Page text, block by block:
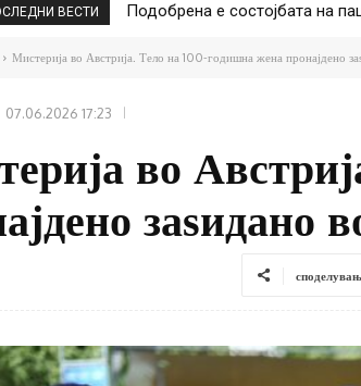
ВЕСТИ Подобрена е состојбата на
Во Карпош во стан
Мистерија во Австрија. Тело на 100-годишна жена пронајдено
07.06.2026 17:23
во
заѕидано